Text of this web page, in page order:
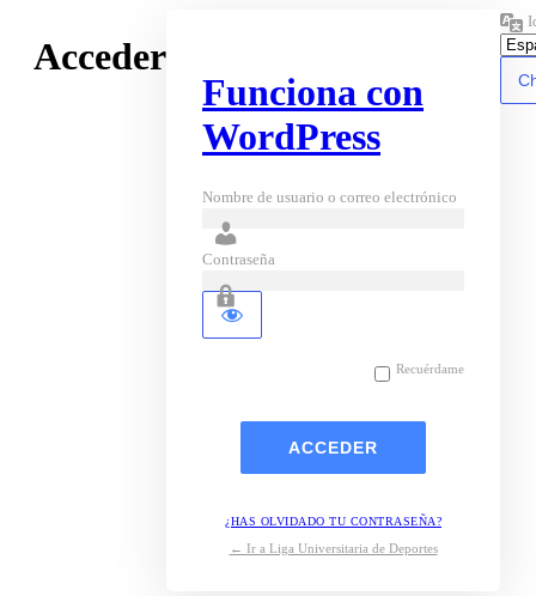
Acceder
Funciona con
WordPress
Nombre de usuario o correo electrónico
Contraseña
Recuérdame
¿HAS OLVIDADO TU CONTRASEÑA?
← Ir a Liga Universitaria de Deportes